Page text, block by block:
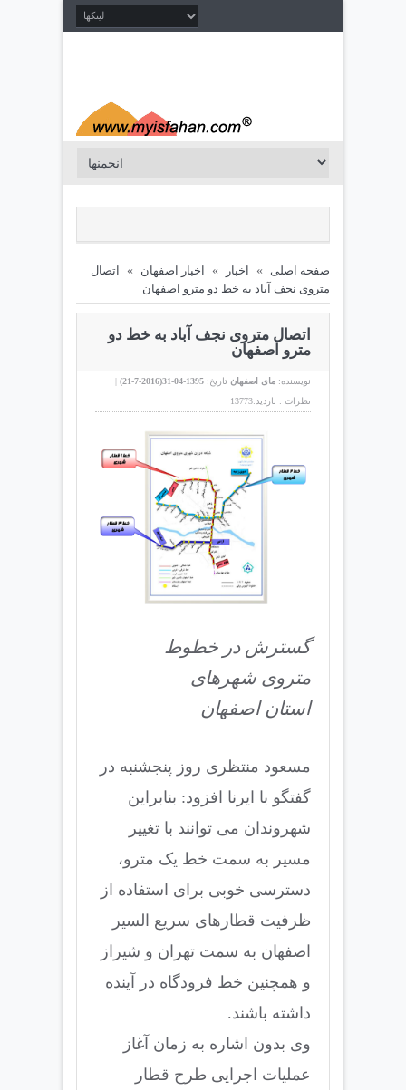
صفحه اصلی » اخبار » اخبار اصفهان »
اتصال
متروی نجف آباد به خط دو مترو اصفهان
اتصال متروی نجف آباد به خط دو
مترو اصفهان
نویسنده: مای اصفهان تاریخ: 1395-04-31(
2016-7-21
)
|
نظرات : بازدید:13773
گسترش در خطوط
متروی شهرهای
استان اصفهان
مسعود منتظری روز پنجشنبه در
گفتگو با ایرنا افزود: بنابراین
شهروندان می توانند با تغییر
مسیر به سمت خط یک مترو،
دسترسی خوبی برای استفاده از
ظرفیت قطارهای سریع السیر
اصفهان به سمت تهران و شیراز
و همچنین خط فرودگاه در آینده
داشته باشند.
وی بدون اشاره به زمان آغاز
عملیات اجرایی طرح قطار